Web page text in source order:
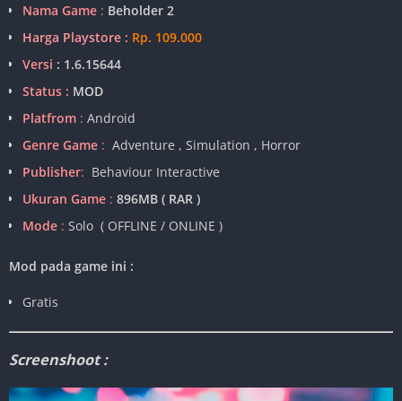
Nama Game : Beholder 2
Harga Playstore : Rp. 109.000
Versi : 1.6.15644
Status : MOD
Platfrom : Android
Genre Game : Adventure , Simulation , Horror
Publisher: Behaviour Interactive
Ukuran Game : 896MB ( RAR )
Mode : Solo ( OFFLINE / ONLINE )
Mod pada game ini :
Gratis
Screenshoot :